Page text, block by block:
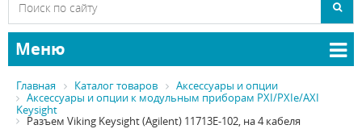
Меню
Главная Каталог товаров
Аксессуары и опции
Аксессуары и опции к модульным приборам PXI/PXIe/AXI
Keysight
Разъем Viking Keysight (Agilent) 11713E-102, на 4 кабеля